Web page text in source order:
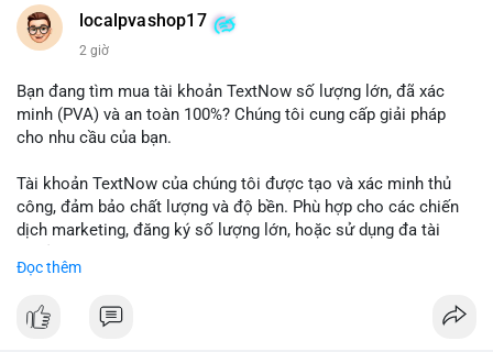
bước chuẩn bị cho một lệnh bán lớn trên sàn tập trung, tạo áp
lực giảm ngắn hạn. Ngược lại, nếu dòng tiền hướng về ví lạnh
ánh niềm tin vào xu hướng tăng. Việc theo dõi điểm đến tiếp
theo của số BTC này là then chốt để xác định tâm lý thị
trường.
Nhà đầu tư nhỏ lẻ nên thận trọng, tránh hành động theo cảm
xúc. Quan sát dòng tiền trong 24-48 giờ tới để xác nhận xu
hướng trước khi đưa ra quyết định vào lệnh.
#68dot0591btc
localpvashop17
2 giờ
Bạn đang tìm mua tài khoản TextNow số lượng lớn, đã xác
minh (PVA) và an toàn 100%? Chúng tôi cung cấp giải pháp
cho nhu cầu của bạn.
Tài khoản TextNow của chúng tôi được tạo và xác minh thủ
công, đảm bảo chất lượng và độ bền. Phù hợp cho các chiến
dịch marketing, đăng ký số lượng lớn, hoặc sử dụng đa tài
chúng tôi qua:
Đọc thêm